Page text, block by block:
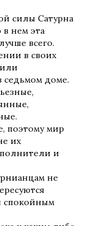
силы Сатурна
в нем эта
всего.
в своих
седьмом доме.
поэтому мир
их
и
не
спокойным